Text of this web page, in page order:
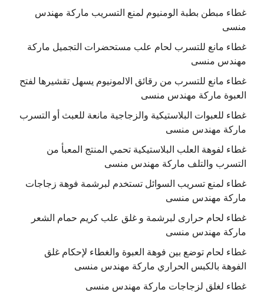
غطاء مبطن بطبة الومنيوم لمنع التسريب ماركة مهندس
منسى
غطاء مانع للتسرب لحام علب مستحضرات التجميل ماركة
مهندس منسى
غطاء مانع للتسرب من رقائق الالمونيوم يسهل تقشيرها لفتح
العبوة ماركة مهندس منسى
غطاء للعبوات البلاستيكية والزجاجية مانعة للعبث أو التسرب
ماركة مهندس منسى
غطاء لفوهة العلب البلاستيكية تحمي المنتج المعبأ من
التسرب والتلف ماركة مهندس منسى
غطاء لمنع تسريب السوائل تستخدم لبرشمة فوهة زجاجات
ماركة مهندس منسى
غطاء لحام حرارى لبرشمة و غلق علب كريم حمام الشعر
ماركة مهندس منسى
غطاء لحام توضع بين فوهة العبوة والغطاء لإحكام غلق
الفوهة بالكبس الحراري ماركة مهندس منسى
غطاء لغلق لزجاجات ماركة مهندس منسى